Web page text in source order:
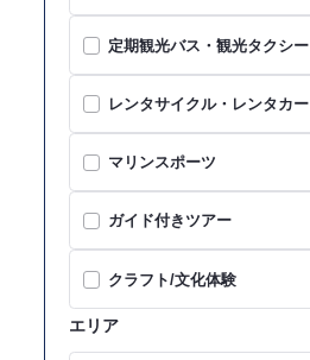
定期観光バス・観光タクシー
レンタサイクル・レンタカー
マリンスポーツ
ガイド付きツアー
クラフト/文化体験
エリア